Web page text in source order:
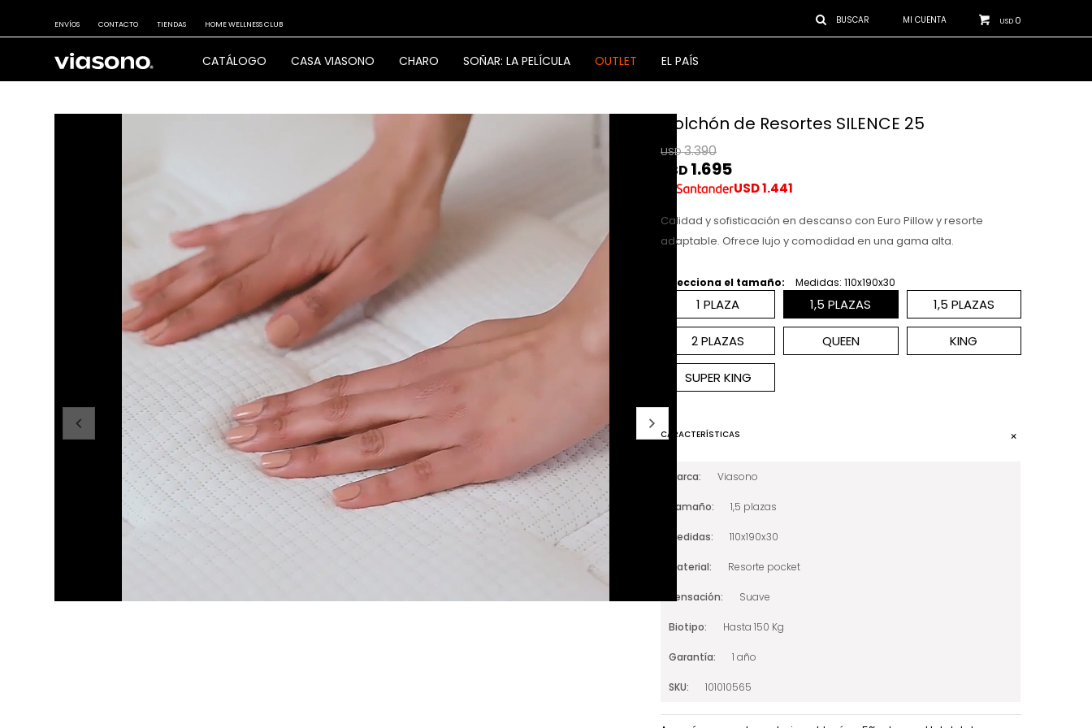
CATÁLOGO CASA VIASONO CHARO SOÑAR: LA PELÍCULA OUTLET EL PAÍS
USD 0
ENVÍOS CONTACTO TIENDAS HOME WELLNESS CLUB
Colchón de Resortes SILENCE 25
USD3.390
USD 1.695
USD1.441
Calidad y sofisticación en descanso con Euro Pillow y resorte
adaptable. Ofrece lujo y comodidad en una gama alta.
Selecciona el tamaño: Medidas: 110x190x30
1 PLAZA 1,5 PLAZAS 1,5 PLAZAS
2 PLAZAS QUEEN KING
SUPER KING
CARACTERÍSTICAS
Marca Viasono
Tamaño 1,5 plazas
Medidas 110x190x30
Material Resorte pocket
Sensación Suave
Biotipo Hasta 150 Kg
Garantía 1 año
SKU 101010565